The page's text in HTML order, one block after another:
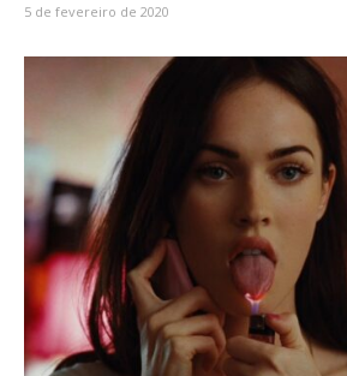
5 de fevereiro de 2020